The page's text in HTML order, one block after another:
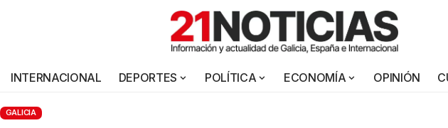
INTERNACIONAL DEPORTES POLÍTICA ECONOMÍA OPINIÓN
GALICIA